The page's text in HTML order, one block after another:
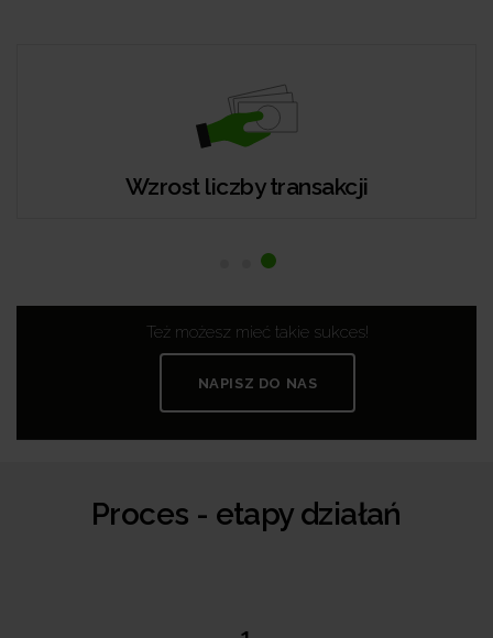
Wzrost liczby transakcji
Też możesz mieć takie sukces!
NAPISZ DO NAS
Proces - etapy działań